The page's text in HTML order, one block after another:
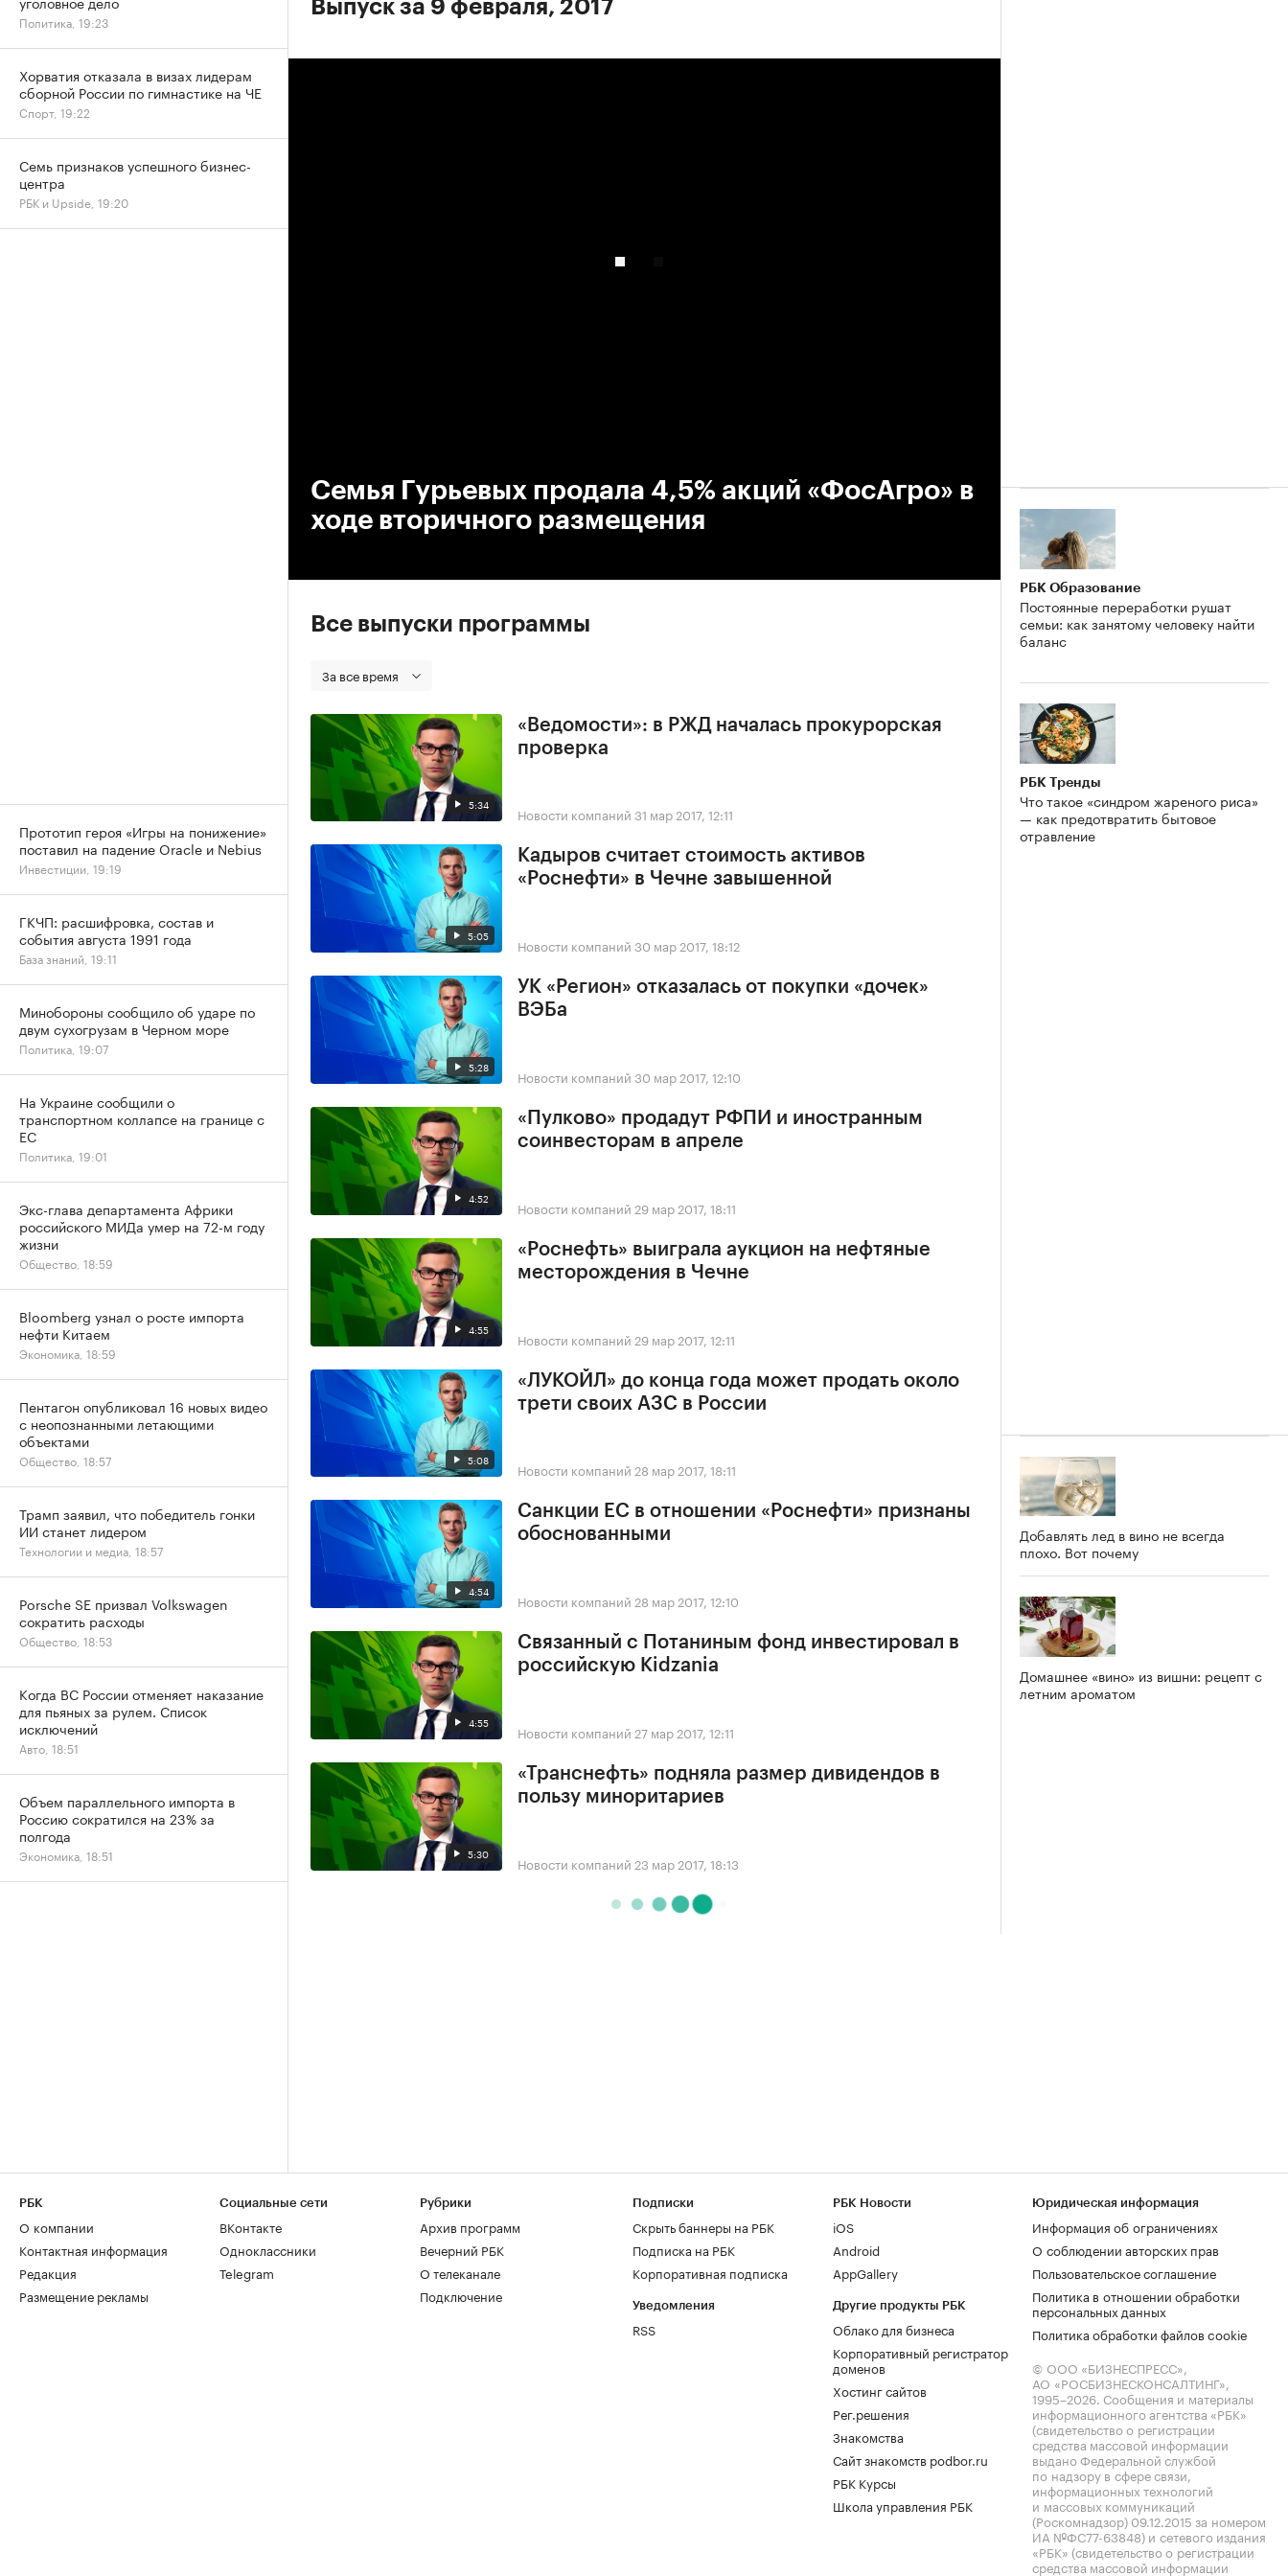
Выпуск за 9 февраля, 2017
Семья Гурьевых продала 4,5% акций «ФосАгро» в
ходе вторичного размещения
Все выпуски программы
За все время
5:34
«Ведомости»: в РЖД началась прокурорская
проверка
Новости компаний 31 мар 2017, 12:11
5:05
Кадыров считает стоимость активов
«Роснефти» в Чечне завышенной
Новости компаний 30 мар 2017, 18:12
5:28
УК «Регион» отказалась от покупки «дочек»
ВЭБа
Новости компаний 30 мар 2017, 12:10
4:52
«Пулково» продадут РФПИ и иностранным
соинвесторам в апреле
Новости компаний 29 мар 2017, 18:11
4:55
«Роснефть» выиграла аукцион на нефтяные
месторождения в Чечне
Новости компаний 29 мар 2017, 12:11
5:08
«ЛУКОЙЛ» до конца года может продать около
трети своих АЗС в России
Новости компаний 28 мар 2017, 18:11
4:54
Санкции ЕС в отношении «Роснефти» признаны
обоснованными
Новости компаний 28 мар 2017, 12:10
4:55
Связанный с Потаниным фонд инвестировал в
российскую Kidzania
Новости компаний 27 мар 2017, 12:11
5:30
«Транснефть» подняла размер дивидендов в
пользу миноритариев
Новости компаний 23 мар 2017, 18:13
РБК Образование
Постоянные переработки рушат
семьи: как занятому человеку найти
баланс
РБК Тренды
Что такое «синдром жареного риса»
— как предотвратить бытовое
отравление
Добавлять лед в вино не всегда
плохо. Вот почему
Домашнее «вино» из вишни: рецепт с
летним ароматом
Политика, 19:23
Хорватия отказала в визах лидерам
сборной России по гимнастике на ЧЕ
Спорт, 19:22
Семь признаков успешного бизнес-
центра
РБК и Upside, 19:20
Прототип героя «Игры на понижение»
поставил на падение Oracle и Nebius
Инвестиции, 19:19
ГКЧП: расшифровка, состав и
события августа 1991 года
База знаний, 19:11
Минобороны сообщило об ударе по
двум сухогрузам в Черном море
Политика, 19:07
На Украине сообщили о
транспортном коллапсе на границе с
ЕС
Политика, 19:01
Экс-глава департамента Африки
российского МИДа умер на 72-м году
жизни
Общество, 18:59
Bloomberg узнал о росте импорта
нефти Китаем
Экономика, 18:59
Пентагон опубликовал 16 новых видео
с неопознанными летающими
объектами
Общество, 18:57
Трамп заявил, что победитель гонки
ИИ станет лидером
Технологии и медиа, 18:57
Porsche SE призвал Volkswagen
сократить расходы
Общество, 18:53
Когда ВС России отменяет наказание
для пьяных за рулем. Список
исключений
Авто, 18:51
Объем параллельного импорта в
Россию сократился на 23% за
полгода
Экономика, 18:51
РБК
О компании
Контактная информация
Редакция
Размещение рекламы
Социальные сети
ВКонтакте
Одноклассники
Telegram
Рубрики
Архив программ
Вечерний РБК
О телеканале
Подключение
Подписки
Скрыть баннеры на РБК
Подписка на РБК
Корпоративная подписка
Уведомления
RSS
РБК Новости
iOS
Android
AppGallery
Другие продукты РБК
Облако для бизнеса
Корпоративный регистратор
доменов
Хостинг сайтов
Рег.решения
Знакомства
Сайт знакомств podbor.ru
РБК Курсы
Школа управления РБК
Юридическая информация
Информация об ограничениях
О соблюдении авторских прав
Пользовательское соглашение
Политика в отношении обработки
персональных данных
Политика обработки файлов cookie
© ООО «БИЗНЕСПРЕСС»,
АО «РОСБИЗНЕСКОНСАЛТИНГ»,
1995–2026. Сообщения и материалы
информационного агентства «РБК»
(свидетельство о регистрации
средства массовой информации
выдано Федеральной службой
по надзору в сфере связи,
информационных технологий
и массовых коммуникаций
(Роскомнадзор) 09.12.2015 за номером
ИА №ФС77-63848) и сетевого издания
«РБК» (свидетельство о регистрации
средства массовой информации